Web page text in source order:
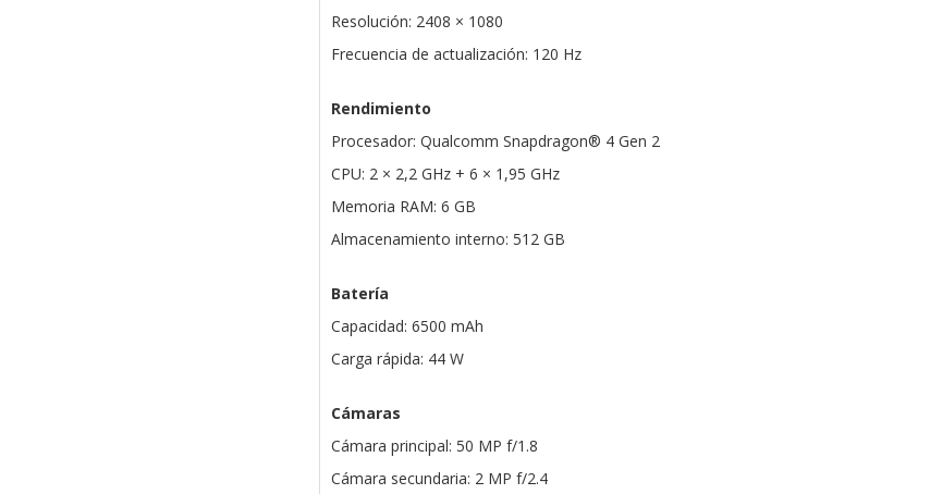
Resolución: 2408 × 1080
Frecuencia de actualización: 120 Hz
Rendimiento
Procesador: Qualcomm Snapdragon® 4 Gen 2
CPU: 2 × 2,2 GHz + 6 × 1,95 GHz
Memoria RAM: 6 GB
Almacenamiento interno: 512 GB
Batería
Capacidad: 6500 mAh
Carga rápida: 44 W
Cámaras
Cámara principal: 50 MP f/1.8
Cámara secundaria: 2 MP f/2.4